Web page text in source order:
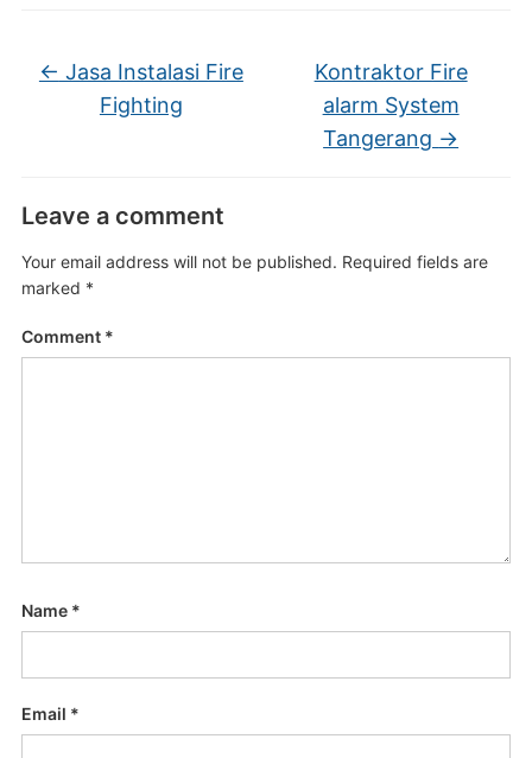
← Jasa Instalasi Fire
Fighting
Kontraktor Fire
alarm System
Tangerang →
Leave a comment
Your email address will not be published. Required fields are
marked *
Comment *
Name *
Email *